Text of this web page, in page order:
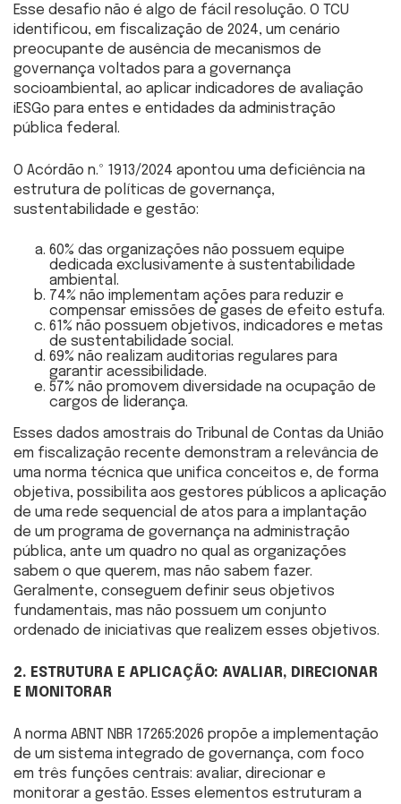
Esse desafio não é algo de fácil resolução. O TCU
identificou, em fiscalização de 2024, um cenário
preocupante de ausência de mecanismos de
governança voltados para a governança
socioambiental, ao aplicar indicadores de avaliação
iESGo para entes e entidades da administração
pública federal.
O Acórdão n.º 1913/2024 apontou uma deficiência na
estrutura de políticas de governança,
sustentabilidade e gestão:
60% das organizações não possuem equipe
dedicada exclusivamente à sustentabilidade
ambiental.
74% não implementam ações para reduzir e
compensar emissões de gases de efeito estufa.
61% não possuem objetivos, indicadores e metas
de sustentabilidade social.
69% não realizam auditorias regulares para
garantir acessibilidade.
57% não promovem diversidade na ocupação de
cargos de liderança.
Esses dados amostrais do Tribunal de Contas da União
em fiscalização recente demonstram a relevância de
uma norma técnica que unifica conceitos e, de forma
objetiva, possibilita aos gestores públicos a aplicação
de uma rede sequencial de atos para a implantação
de um programa de governança na administração
pública, ante um quadro no qual as organizações
sabem o que querem, mas não sabem fazer.
Geralmente, conseguem definir seus objetivos
fundamentais, mas não possuem um conjunto
ordenado de iniciativas que realizem esses objetivos.
2. ESTRUTURA E APLICAÇÃO: AVALIAR, DIRECIONAR
E MONITORAR
A norma ABNT NBR 17265:2026 propõe a implementação
de um sistema integrado de governança, com foco
em três funções centrais: avaliar, direcionar e
monitorar a gestão. Esses elementos estruturam a